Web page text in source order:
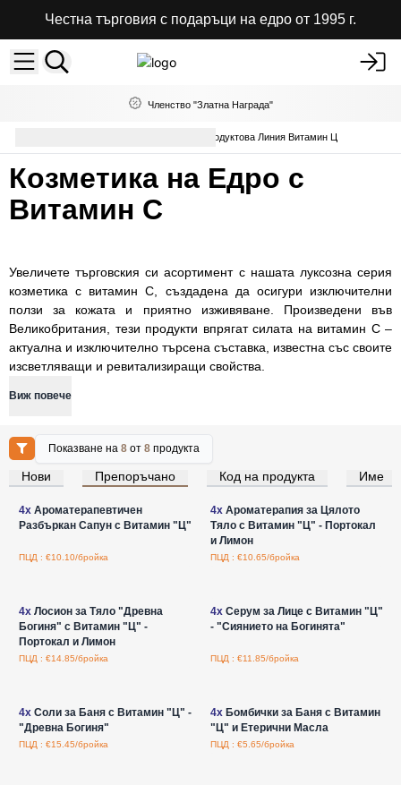
Честна търговия с подаръци на едро от 1995 г.
Членство "Златна Награда"
Продуктова Линия Витамин Ц
Козметика на Едро с
Витамин С
Увеличете търговския си асортимент с нашата луксозна серия
козметика с витамин C, създадена да осигури изключителни
ползи за кожата и приятно изживяване. Произведени във
Великобритания, тези продукти впрягат силата на витамин C –
актуална и изключително търсена съставка, известна със своите
изсветляващи и ревитализиращи свойства.
Виж повече
Показване на8 от8 продукта
Нови Препоръчано Код на продукта Име
Влезте за цени на едро
4xАроматерапевтичен
Разбъркан Сапун с Витамин "Ц"
ПЦД : €10.10/бройка
Влезте за цени на едро
4xАроматерапия за Цялото
Тяло с Витамин "Ц" - Портокал
и Лимон
ПЦД : €10.65/бройка
4xЛосион за Тяло "Древна
Богиня" с Витамин "Ц" -
Портокал и Лимон
ПЦД : €14.85/бройка
4xСерум за Лице с Витамин "Ц"
- "Сиянието на Богинята"
ПЦД : €11.85/бройка
4xСоли за Баня с Витамин "Ц" -
"Древна Богиня"
ПЦД : €15.45/бройка
4xБомбички за Баня с Витамин
"Ц" и Етерични Масла
ПЦД : €5.65/бройка